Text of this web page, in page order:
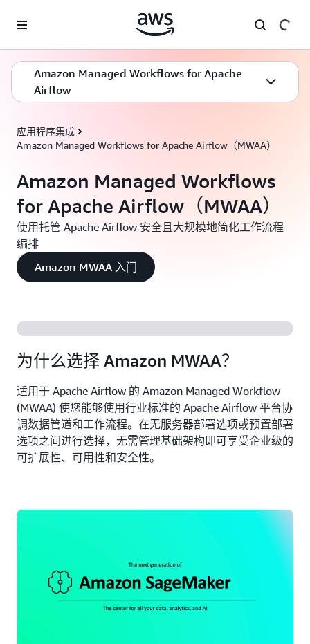
Amazon Managed Workflows for Apache
Airflow
应用程序集成
Amazon Managed Workflows for Apache Airflow（MWAA）
Amazon Managed Workflows
for Apache Airflow（MWAA）
使用托管 Apache Airflow 安全且大规模地简化工作流程
编排
Amazon MWAA 入门
为什么选择 Amazon MWAA？
适用于 Apache Airflow 的 Amazon Managed Workflow
(MWAA) 使您能够使用行业标准的 Apache Airflow 平台协
调数据管道和工作流程。在无服务器部署选项或预置部署
选项之间进行选择，无需管理基础架构即可享受企业级的
可扩展性、可用性和安全性。